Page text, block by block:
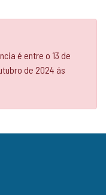
é entre o 13 de
de 2024 ás